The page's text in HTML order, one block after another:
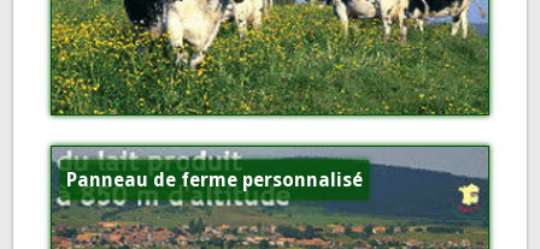
Panneau de ferme personnalisé